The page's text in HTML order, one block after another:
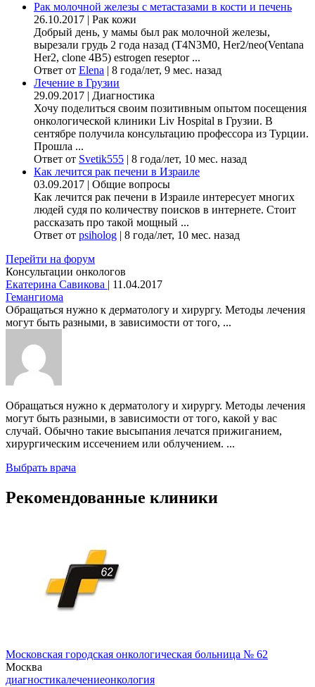
Рак молочной железы с метастазами в кости и печень
26.10.2017 | Рак кожи
Добрый день, у мамы был рак молочной железы,
вырезали грудь 2 года назад (Т4N3M0, Her2/neo(Ventana
Her2, clone 4B5) estrogen reseptor ...
Ответ от Elena | 8 года/лет, 9 мес. назад
Лечение в Грузии
29.09.2017 | Диагностика
Хочу поделиться своим позитивным опытом посещения
онкологической клиники Liv Hospital в Грузии. В
сентябре получила консультацию профессора из Турции.
Прошла ...
Ответ от Svetik555 | 8 года/лет, 10 мес. назад
Как лечится рак печени в Израиле
03.09.2017 | Общие вопросы
Как лечится рак печени в Израиле интересует многих
людей судя по количеству поисков в интернете. Стоит
рассказать про такой мощный ...
Ответ от psiholog | 8 года/лет, 10 мес. назад
Перейти на форум
Консультации онкологов
Екатерина Савикова | 11.04.2017
Гемангиома
Обращаться нужно к дерматологу и хирургу. Методы лечения
могут быть разными, в зависимости от того, ...
Обращаться нужно к дерматологу и хирургу. Методы лечения
могут быть разными, в зависимости от того, какой у вас
случай. Обычно такие высыпания лечатся прижиганием,
хирургическим иссечением или облучением. ...
Выбрать врача
Рекомендованные клиники
Московская городская онкологическая больница № 62
Москва
диагностикалечениеонкология